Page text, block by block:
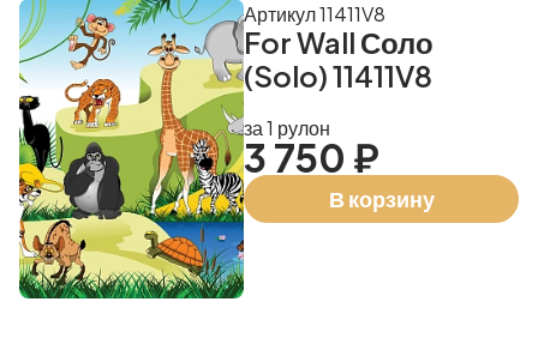
For Wall Соло
(Solo) 11411V8
Артикул 11411V8
за 1 рулон
3 750 ₽
В корзину